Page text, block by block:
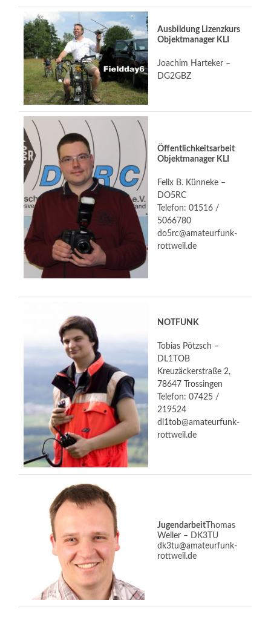
Ausbildung Lizenzkurs
Objektmanager KLI
Joachim Harteker –
DG2GBZ
Öffentlichkeitsarbeit
Objektmanager KLI
Felix B. Künneke –
DO5RC
Telefon: 01516 /
5066780
do5rc@amateurfunk-
rottweil.de
NOTFUNK
Tobias Pötzsch –
DL1TOB
Kreuzäckerstraße 2,
78647 Trossingen
Telefon: 07425 /
219524
dl1tob@amateurfunk-
rottweil.de
Jugendarbeit Thomas
Weller – DK3TU
dk3tu@amateurfunk-
rottweil.de